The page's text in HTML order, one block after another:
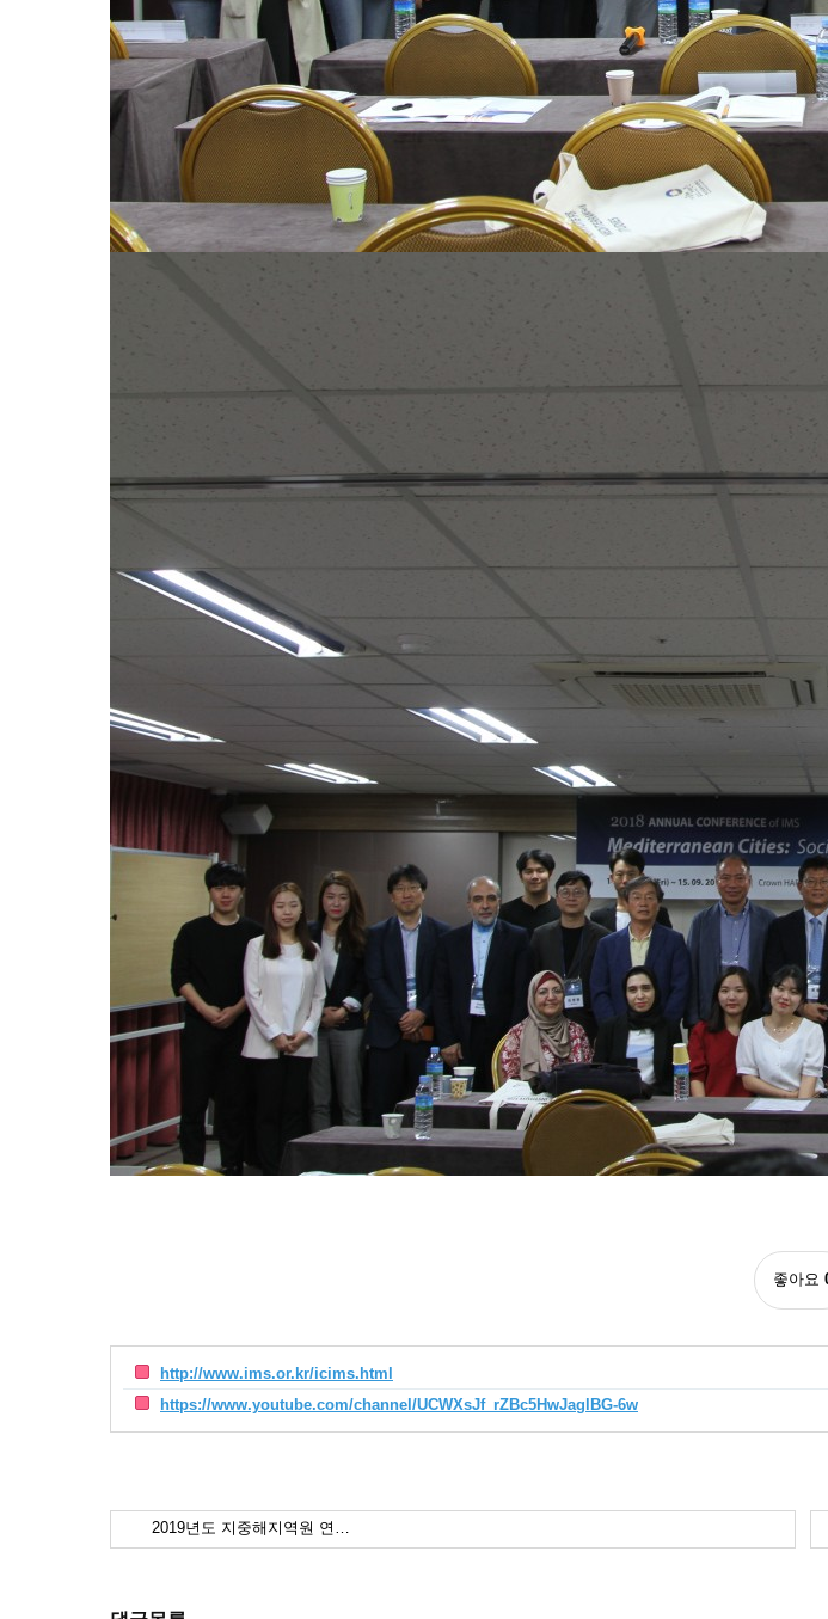
좋아요
http://www.ims.or.kr/icims.html
https://www.youtube.com/channel/UCWXsJf_rZBc5HwJaglBG-6w
2019년도 지중해지역원 연…